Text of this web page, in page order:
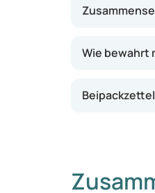
Wie bewahrt
Beipackzettel